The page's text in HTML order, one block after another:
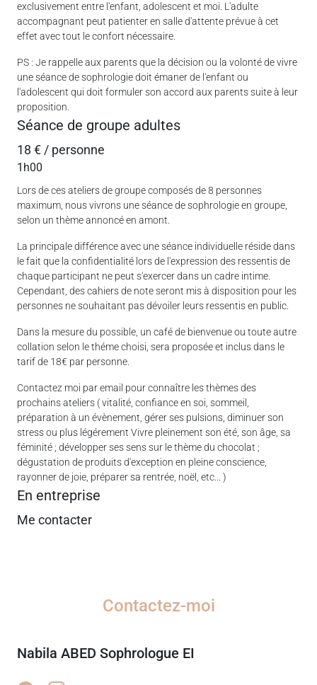
exclusivement entre l'enfant, adolescent et moi. L'adulte
accompagnant peut patienter en salle d'attente prévue à cet
effet avec tout le confort nécessaire.
PS : Je rappelle aux parents que la décision ou la volonté de vivre
une séance de sophrologie doit émaner de l'enfant ou
l'adolescent qui doit formuler son accord aux parents suite à leur
proposition.
Séance de groupe adultes
18 € / personne
1h00
Lors de ces ateliers de groupe composés de 8 personnes
maximum, nous vivrons une séance de sophrologie en groupe,
selon un thème annoncé en amont.
La principale différence avec une séance individuelle réside dans
le fait que la confidentialité lors de l'expression des ressentis de
chaque participant ne peut s'exercer dans un cadre intime.
Cependant, des cahiers de note seront mis à disposition pour les
personnes ne souhaitant pas dévoiler leurs ressentis en public.
Dans la mesure du possible, un café de bienvenue ou toute autre
collation selon le théme choisi, sera proposée et inclus dans le
tarif de 18€ par personne.
Contactez moi par email pour connaître les thèmes des
prochains ateliers ( vitalité, confiance en soi, sommeil,
préparation à un évènement, gérer ses pulsions, diminuer son
stress ou plus légérement Vivre pleinement son été, son âge, sa
féminité ; développer ses sens sur le thème du chocolat ;
dégustation de produits d'exception en pleine conscience,
rayonner de joie, préparer sa rentrée, noël, etc... )
En entreprise
Me contacter
Contactez-moi
Nabila ABED Sophrologue EI